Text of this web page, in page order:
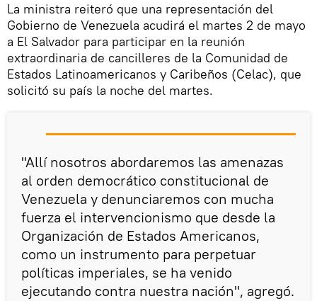
La ministra reiteró que una representación del
Gobierno de Venezuela acudirá el martes 2 de mayo
a El Salvador para participar en la reunión
extraordinaria de cancilleres de la Comunidad de
Estados Latinoamericanos y Caribeños (Celac), que
solicitó su país la noche del martes.
"Allí nosotros abordaremos las amenazas
al orden democrático constitucional de
Venezuela y denunciaremos con mucha
fuerza el intervencionismo que desde la
Organización de Estados Americanos,
como un instrumento para perpetuar
políticas imperiales, se ha venido
ejecutando contra nuestra nación", agregó.